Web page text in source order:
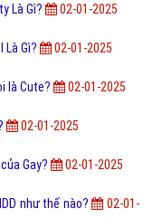
Là Gì? 02-01-2025
Là Gì? 02-01-2025
là Cute? 02-01-2025
02-01-2025
Gay? 02-01-2025
như thế nào?
02-01-